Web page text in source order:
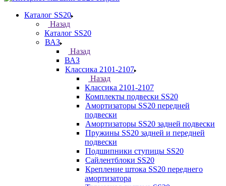
Каталог SS20
Назад
Каталог SS20
ВАЗ
Назад
ВАЗ
Классика 2101-2107
Назад
Классика 2101-2107
Комплекты подвески SS20
Амортизаторы SS20 передней
подвески
Амортизаторы SS20 задней подвески
Пружины SS20 задней и передней
подвески
Подшипники ступицы SS20
Сайлентблоки SS20
Крепление штока SS20 переднего
амортизатора